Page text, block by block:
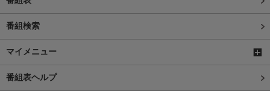
番組検索
マイメニュー
番組表ヘルプ